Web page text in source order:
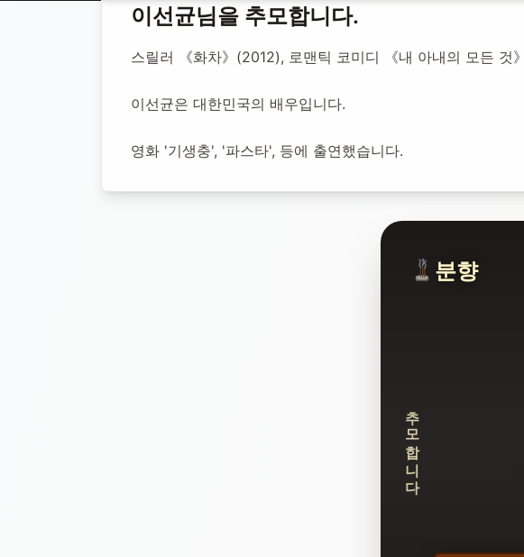
이선균 배우
이선균 배우
1975년 3월 2일-2023년 12월 27일(향년 48세)
이선균님을 추모합니다.
스릴러 《화차》(2012), 로맨틱 코미디 《내 아내의 모든
이선균은 대한민국의 배우입니다.
영화 '기생충', '파스타', 등에 출연했습니다.
분향
추모합니다